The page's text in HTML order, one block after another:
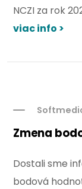
NCZI za rok
viac info >
Zmena
Dostali sme
bodová